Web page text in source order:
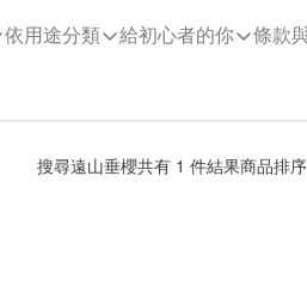
依用途分類 給初心者的你 條款
搜尋遠山垂櫻共有 1 件結果商品排序